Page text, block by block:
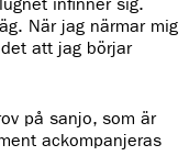
När jag närmar mig
att jag börjar
på sanjo, som är
ackompanjeras